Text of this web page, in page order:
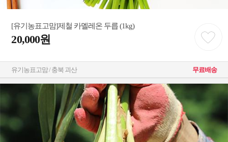
[유기농표고맘]제철 카멜레온 두릅 (1kg)
20,000원
유기농표고맘 / 충북 괴산 무료배송